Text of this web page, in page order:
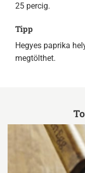
25 percig.
Tipp
Hegyes paprika
megtölthet.